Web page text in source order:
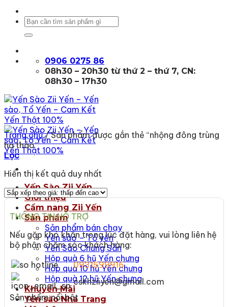
Tìm
0906 0275 86
08h30 – 20h30 từ thứ 2 – thứ 7, CN:
08h30 – 17h30
Yến Sào Zii Yến
Giới thiệu
Cẩm nang Zii Yến
Sản phẩm
Sản phẩm bán chạy
Yến sào – Tổ yến
Yến Sào Chưng Sẵn
Hộp quà 6 hũ Yến chưng
Hộp quà 10 hũ Yến chưng
Hộp quà 12 hũ Yến chưng
Khuyến Mãi
Yến sào Nha Trang
Trang chủ /Sản phẩm được gắn thẻ “nhộng đông trùng
hạ thảo”
Lọc
Hiển thị kết quả duy nhất
THÔNG TIN HỖ TRỢ
Nếu gặp khó khăn trong lúc đặt hàng, vui lòng liên hệ
bộ phận chăm sóc khách hàng:
0931599916
cskhziiyen@gmail.com
Sản phẩm nổi bật